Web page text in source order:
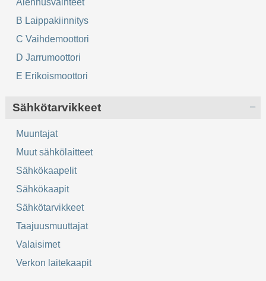
B Laippakiinnitys
C Vaihdemoottori
D Jarrumoottori
E Erikoismoottori
Sähkötarvikkeet
Muuntajat
Muut sähkölaitteet
Sähkökaapelit
Sähkökaapit
Sähkötarvikkeet
Taajuusmuuttajat
Valaisimet
Verkon laitekaapit